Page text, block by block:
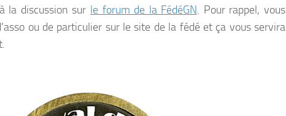
la discussion sur le forum de la FédéGN. Pour rappel, vous
ou de particulier sur le site de la fédé et ça vous servira